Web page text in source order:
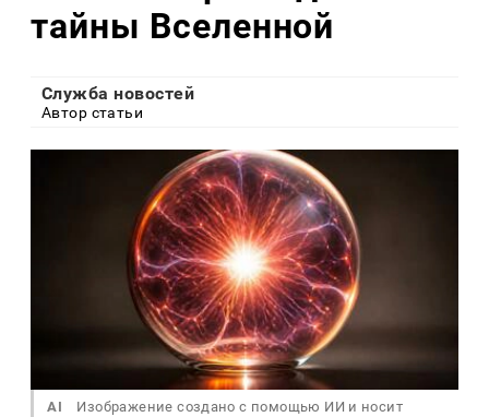
тайны Вселенной
Служба новостей
Автор статьи
AI
Изображение создано с помощью ИИ и носит